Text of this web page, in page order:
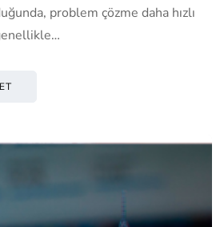
problem çözme daha hızlı